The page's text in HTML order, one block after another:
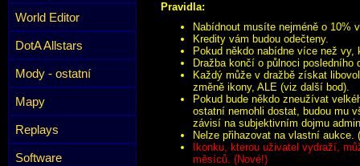
World Editor
DotA Allstars
Mody - ostatní
Mapy
Replays
Software
Pravidla:
Nabídnout musíte nejméně o
Kredity vám budou odečteny.
Pokud někdo nabídne více než
Dražba končí o půlnoci posledního
Každý může v dražbě získat
změně ikony, ALE (viz další bod).
Pokud bude někdo zneužívat
ostatní nemohli dostat, budou mu
závisí na subjektivním dojmu
Nelze přihazovat na vlastní aukce.
Ikonku, kterou uživatel vydraží,
měsíců. (Nové!)